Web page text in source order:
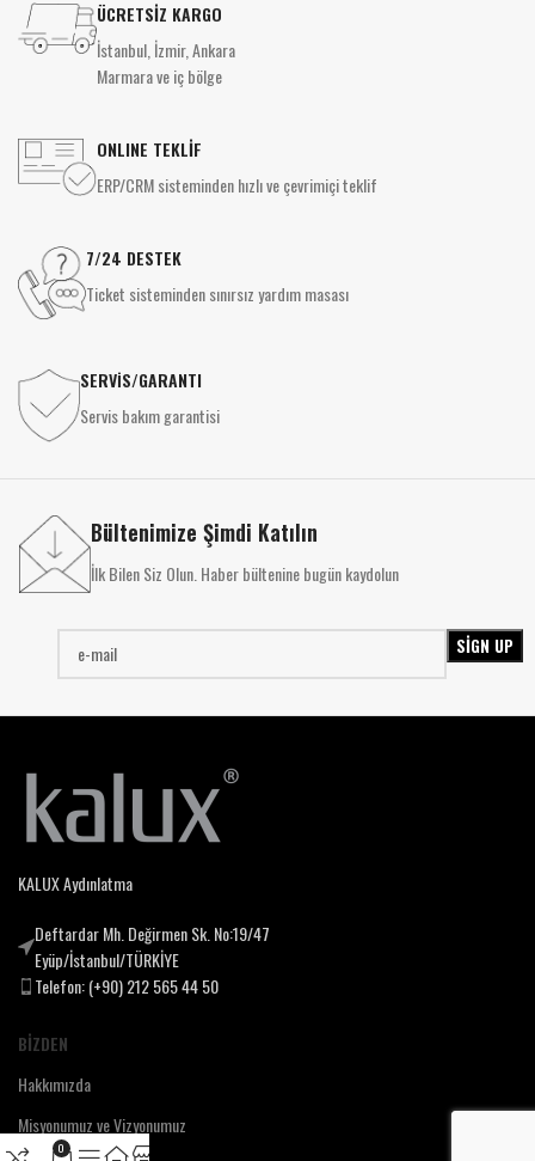
ÜCRETSİZ KARGO
İstanbul, İzmir, Ankara
Marmara ve iç bölge
ONLINE TEKLİF
ERP/CRM sisteminden hızlı ve çevrimiçi teklif
7/24 DESTEK
Ticket sisteminden sınırsız yardım masası
SERVİS/GARANTI
Servis bakım garantisi
Bültenimize Şimdi Katılın
İlk Bilen Siz Olun. Haber bültenine bugün kaydolun
KALUX Aydınlatma
Deftardar Mh. Değirmen Sk. No:19/47
Eyüp/İstanbul/TÜRKİYE
Telefon: (+90) 212 565 44 50
BIZDEN
Hakkımızda
Misyonumuz ve Vizyonumuz
0